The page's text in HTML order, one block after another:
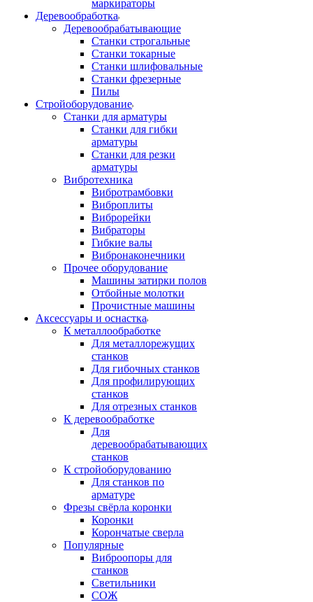
маркираторы
Деревообработка
Деревообрабатывающие
Станки строгальные
Станки токарные
Станки шлифовальные
Станки фрезерные
Пилы
Стройоборудование
Станки для арматуры
Станки для гибки
арматуры
Станки для резки
арматуры
Вибротехника
Вибротрамбовки
Виброплиты
Виброрейки
Вибраторы
Гибкие валы
Вибронаконечники
Прочее оборудование
Машины затирки полов
Отбойные молотки
Прочистные машины
Аксeccyapы и оснастка
К металлообработке
Для металлорежущих
станков
Для гибочных станков
Для профилирующих
станков
Для отрезных станков
К деревообработке
Для
деревообрабатывающих
станков
К стройоборудованию
Для станков по
арматуре
Фрезы свёрла коронки
Коронки
Корончатые сверла
Популярные
Виброопоры для
станков
Светильники
СОЖ